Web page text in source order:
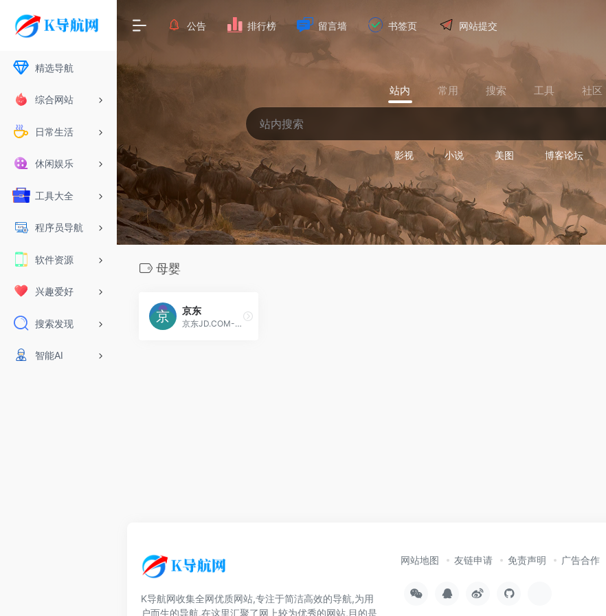
精选导航
综合网站
日常生活
休闲娱乐
工具大全
程序员导航
软件资源
兴趣爱好
搜索发现
智能AI
公告 排行榜 留言墙 书签页 网站提交
站内 常用 搜索 工具 社区
影视 小说 美图 博客论坛
母婴
京东
京东JD.COM-专业的综合网上购物商城，为您提供正品低价的购物选择、优质便捷的服务体验。商品来自全球数十万品牌商家，囊括家电、手机、电脑、服装、居家.....
K导航网收集全网优质网站,专注于简洁高效的导航,为用
户而生的导航,在这里汇聚了网上较为优秀的网站,目的是
网站地图 友链申请 免责声明 广告合作